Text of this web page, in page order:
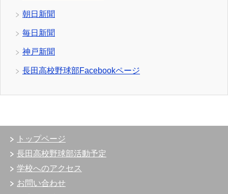
朝日新聞
毎日新聞
神戸新聞
長田高校野球部Facebookページ
トップページ
長田高校野球部活動予定
学校へのアクセス
お問い合わせ